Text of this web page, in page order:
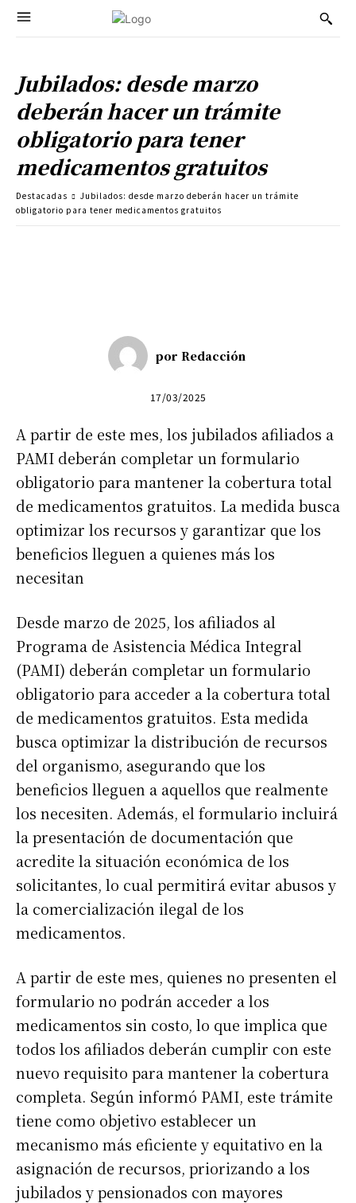
Jubilados: desde marzo
deberán hacer un trámite
obligatorio para tener
medicamentos gratuitos
Destacadas
Jubilados: desde marzo deberán hacer un trámite
obligatorio para tener medicamentos gratuitos
por Redacción
17/03/2025
A partir de este mes, los jubilados afiliados a
PAMI deberán completar un formulario
obligatorio para mantener la cobertura total
de medicamentos gratuitos. La medida busca
optimizar los recursos y garantizar que los
beneficios lleguen a quienes más los
necesitan
Desde marzo de 2025, los afiliados al
Programa de Asistencia Médica Integral
(PAMI) deberán completar un formulario
obligatorio para acceder a la cobertura total
de medicamentos gratuitos. Esta medida
busca optimizar la distribución de recursos
del organismo, asegurando que los
beneficios lleguen a aquellos que realmente
los necesiten. Además, el formulario incluirá
la presentación de documentación que
acredite la situación económica de los
solicitantes, lo cual permitirá evitar abusos y
la comercialización ilegal de los
medicamentos.
A partir de este mes, quienes no presenten el
formulario no podrán acceder a los
medicamentos sin costo, lo que implica que
todos los afiliados deberán cumplir con este
nuevo requisito para mantener la cobertura
completa. Según informó PAMI, este trámite
tiene como objetivo establecer un
mecanismo más eficiente y equitativo en la
asignación de recursos, priorizando a los
jubilados y pensionados con mayores